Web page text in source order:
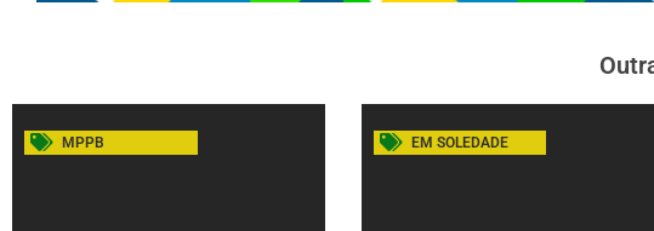
MPPB EM SOLEDADE